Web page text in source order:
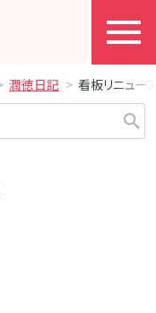
潤徳日記 看板リニュー